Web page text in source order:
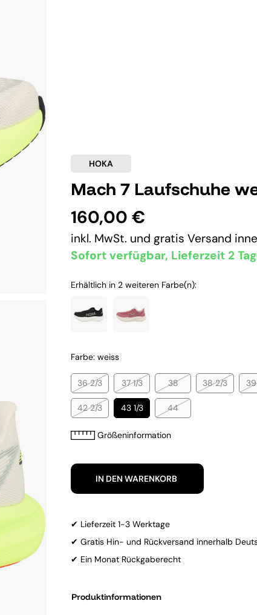
HOKA
Mach 7 Laufschuhe
160,00 €
inkl. MwSt. und gratis Versand
Sofort verfügbar, Lieferzeit 2
Erhältlich in 2 weiteren Farbe(n):
Farbe: weiss
36 2/3 37 1/3 38 38 2/3 39
42 2/3 43 1/3 44
Größeninformation
IN DEN WARENKORB
✔ Lieferzeit 1-3 Werktage
✔ Gratis Hin- und Rückversand innerhalb
✔ Ein Monat Rückgaberecht
Produktinformationen